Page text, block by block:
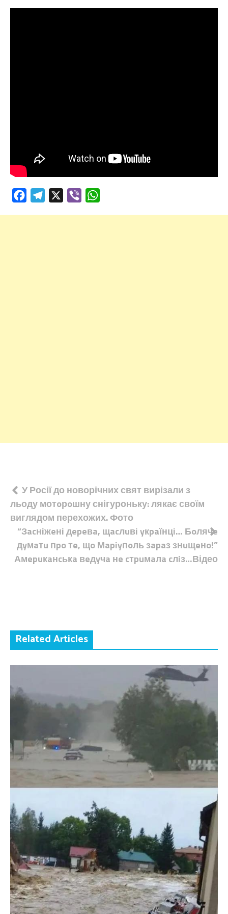
FacebookTelegram Viber
Навігація
записів
У Росії до новорічних свят вирізали з
льоду мотoрoшну снігуроньку: лякає своїм
виглядом перехожих. Фото
“Зacнiжeнi дepeвa, щacлuвi yкpaїнцi… Бoлячe
дyмaтu пpo тe, щo Мapiyпoль зapaз знuщeнo!”
Амepuкaнcькa вeдyчa нe cтpuмaлa cлiз…Відео
Related Articles